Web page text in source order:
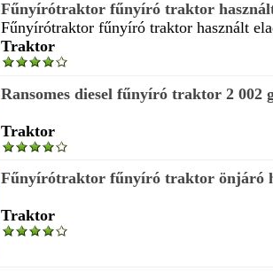
Fűnyírótraktor fűnyíró traktor
Fűnyírótraktor fűnyíró traktor használt
Traktor
Ransomes diesel fűnyíró traktor 2 002
Traktor
Fűnyírótraktor fűnyíró traktor önjáró
Traktor